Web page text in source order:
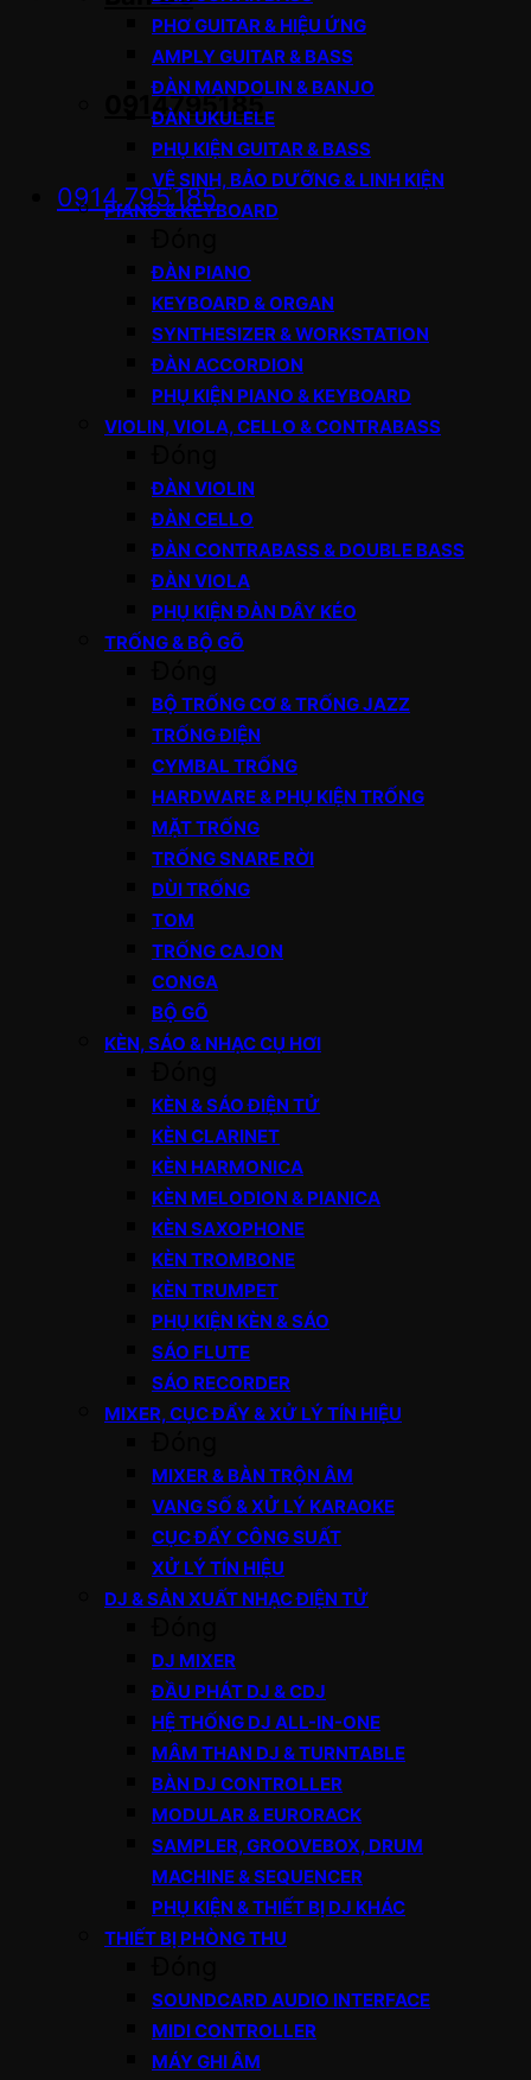
0914795185
0914.795.185
PHƠ GUITAR & HIỆU ỨNG
AMPLY GUITAR & BASS
ĐÀN MANDOLIN & BANJO
ĐÀN UKULELE
PHỤ KIỆN GUITAR & BASS
VỆ SINH, BẢO DƯỠNG & LINH KIỆN
PIANO & KEYBOARD
ĐÀN PIANO
KEYBOARD & ORGAN
SYNTHESIZER & WORKSTATION
ĐÀN ACCORDION
PHỤ KIỆN PIANO & KEYBOARD
VIOLIN, VIOLA, CELLO & CONTRABASS
ĐÀN VIOLIN
ĐÀN CELLO
ĐÀN CONTRABASS & DOUBLE BASS
ĐÀN VIOLA
PHỤ KIỆN ĐÀN DÂY KÉO
TRỐNG & BỘ GÕ
BỘ TRỐNG CƠ & TRỐNG JAZZ
TRỐNG ĐIỆN
CYMBAL TRỐNG
HARDWARE & PHỤ KIỆN TRỐNG
MẶT TRỐNG
TRỐNG SNARE RỜI
DÙI TRỐNG
TOM
TRỐNG CAJON
CONGA
BỘ GÕ
KÈN, SÁO & NHẠC CỤ HƠI
KÈN & SÁO ĐIỆN TỬ
KÈN CLARINET
KÈN HARMONICA
KÈN MELODION & PIANICA
KÈN SAXOPHONE
KÈN TROMBONE
KÈN TRUMPET
PHỤ KIỆN KÈN & SÁO
SÁO FLUTE
SÁO RECORDER
MIXER, CỤC ĐẨY & XỬ LÝ TÍN HIỆU
MIXER & BÀN TRỘN ÂM
VANG SỐ & XỬ LÝ KARAOKE
CỤC ĐẨY CÔNG SUẤT
XỬ LÝ TÍN HIỆU
DJ & SẢN XUẤT NHẠC ĐIỆN TỬ
DJ MIXER
ĐẦU PHÁT DJ & CDJ
HỆ THỐNG DJ ALL-IN-ONE
MÂM THAN DJ & TURNTABLE
BÀN DJ CONTROLLER
MODULAR & EURORACK
SAMPLER, GROOVEBOX, DRUM
MACHINE & SEQUENCER
PHỤ KIỆN & THIẾT BỊ DJ KHÁC
THIẾT BỊ PHÒNG THU
SOUNDCARD AUDIO INTERFACE
MIDI CONTROLLER
MÁY GHI ÂM